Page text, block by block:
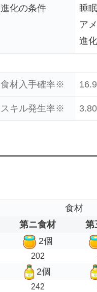
進化の条件
睡
ア
進
食材入手確率※
スキル発生率※ 3.80
食材
第ニ食材 第
2個
202
2個
242